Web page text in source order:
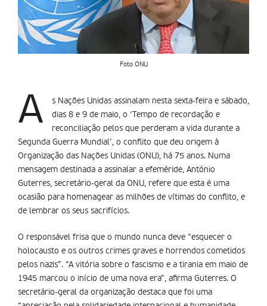
Foto ONU
A
s Nações Unidas assinalam nesta sexta-feira e sábado,
dias 8 e 9 de maio, o ‘Tempo de recordação e
reconciliação pelos que perderam a vida durante a
Segunda Guerra Mundial’, o conflito que deu origem à
Organização das Nações Unidas (ONU), há 75 anos. Numa
mensagem destinada a assinalar a efeméride, António
Guterres, secretário-geral da ONU, refere que esta é uma
ocasião para homenagear as milhões de vítimas do conflito, e
de lembrar os seus sacrifícios.
O responsável frisa que o mundo nunca deve “esquecer o
holocausto e os outros crimes graves e horrendos cometidos
pelos nazis”. “A vitória sobre o fascismo e a tirania em maio de
1945 marcou o início de uma nova era”, afirma Guterres. O
secretário-geral da organização destaca que foi uma